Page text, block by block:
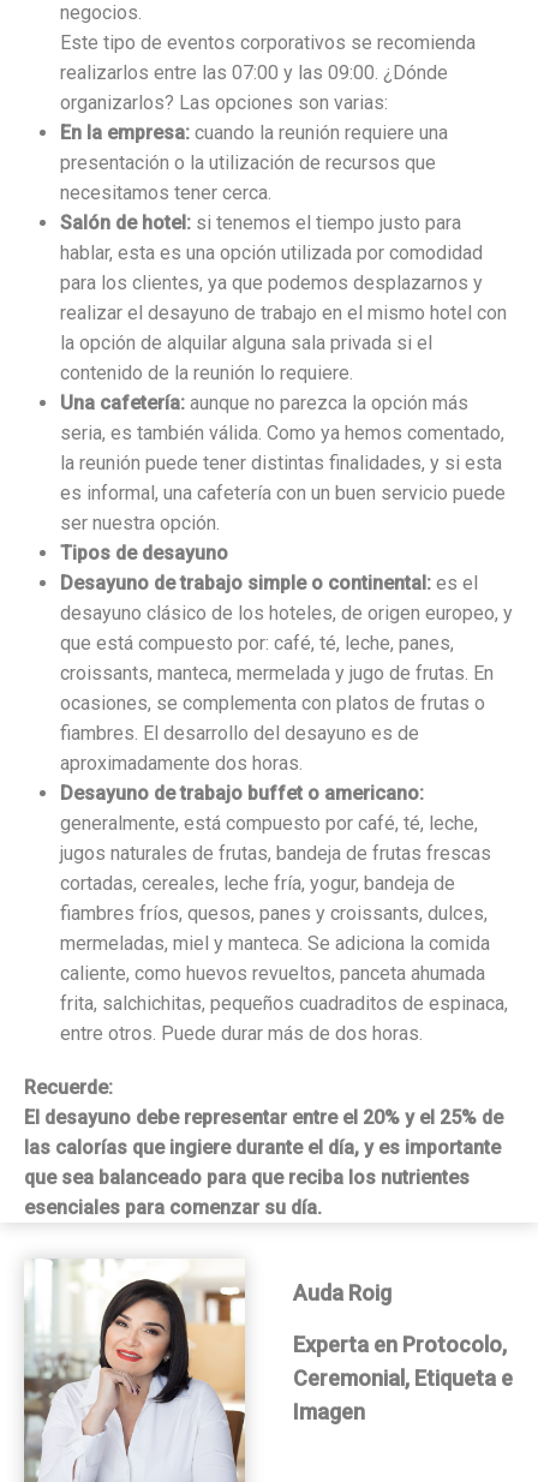
negocios.
Este tipo de eventos corporativos se recomienda
realizarlos entre las 07:00 y las 09:00. ¿Dónde
organizarlos? Las opciones son varias:
En la empresa: cuando la reunión requiere una
presentación o la utilización de recursos que
necesitamos tener cerca.
Salón de hotel: si tenemos el tiempo justo para
hablar, esta es una opción utilizada por comodidad
para los clientes, ya que podemos desplazarnos y
realizar el desayuno de trabajo en el mismo hotel con
la opción de alquilar alguna sala privada si el
contenido de la reunión lo requiere.
Una cafetería: aunque no parezca la opción más
seria, es también válida. Como ya hemos comentado,
la reunión puede tener distintas finalidades, y si esta
es informal, una cafetería con un buen servicio puede
ser nuestra opción.
Tipos de desayuno
Desayuno de trabajo simple o continental: es el
desayuno clásico de los hoteles, de origen europeo, y
que está compuesto por: café, té, leche, panes,
croissants, manteca, mermelada y jugo de frutas. En
ocasiones, se complementa con platos de frutas o
fiambres. El desarrollo del desayuno es de
aproximadamente dos horas.
Desayuno de trabajo buffet o americano:
generalmente, está compuesto por café, té, leche,
jugos naturales de frutas, bandeja de frutas frescas
cortadas, cereales, leche fría, yogur, bandeja de
fiambres fríos, quesos, panes y croissants, dulces,
mermeladas, miel y manteca. Se adiciona la comida
caliente, como huevos revueltos, panceta ahumada
frita, salchichitas, pequeños cuadraditos de espinaca,
entre otros. Puede durar más de dos horas.
Recuerde:
El desayuno debe representar entre el 20% y el 25% de
las calorías que ingiere durante el día, y es importante
que sea balanceado para que reciba los nutrientes
esenciales para comenzar su día.
Auda Roig
Experta en Protocolo,
Ceremonial, Etiqueta e
Imagen